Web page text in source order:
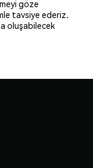
göze
tavsiye ederiz.
oluşabilecek